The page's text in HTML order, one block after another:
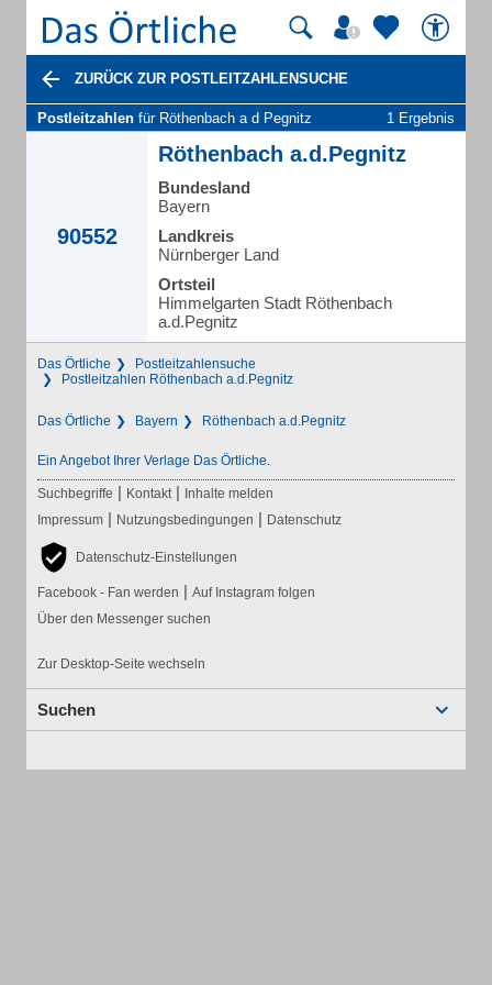
ZURÜCK ZUR POSTLEITZAHLENSUCHE
Postleitzahlen für Röthenbach a d Pegnitz 1 Ergebnis
90552
Röthenbach a.d.Pegnitz
Bundesland
Bayern
Landkreis
Nürnberger Land
Ortsteil
Himmelgarten Stadt Röthenbach
a.d.Pegnitz
Das Örtliche
Postleitzahlensuche
Postleitzahlen Röthenbach a.d.Pegnitz
Das Örtliche Bayern Röthenbach a.d.Pegnitz
Ein Angebot Ihrer Verlage Das Örtliche.
Suchbegriffe | Kontakt | Inhalte melden
Impressum | Nutzungsbedingungen | Datenschutz
Datenschutz-Einstellungen
Facebook - Fan werden | Auf Instagram folgen
Über den Messenger suchen
Zur Desktop-Seite wechseln
Suchen